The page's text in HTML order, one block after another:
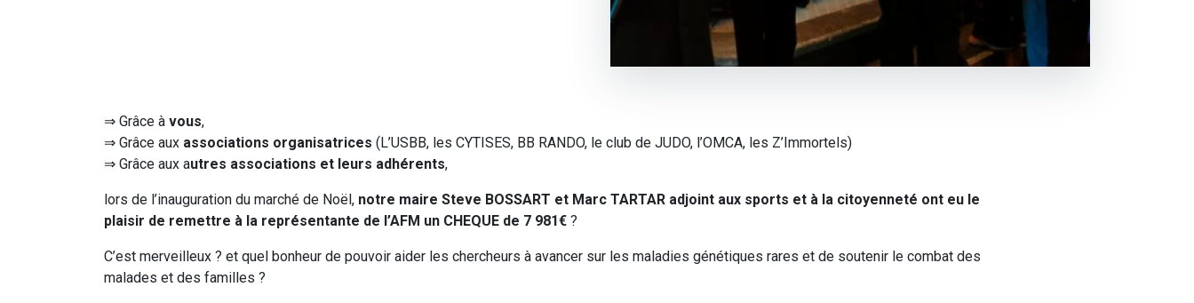
⇒ Grâce à vous,
⇒ Grâce aux associations organisatrices (L’USBB, les CYTISES, BB RANDO, le club de JUDO, l’OMCA, les Z’Immortels)
⇒ Grâce aux autres associations et leurs adhérents,
lors de l’inauguration du marché de Noël, notre maire Steve BOSSART et Marc TARTAR adjoint aux sports et à la citoyenneté ont eu le
plaisir de remettre à la représentante de l’AFM un CHEQUE de 7 981€ ?
C’est merveilleux ? et quel bonheur de pouvoir aider les chercheurs à avancer sur les maladies génétiques rares et de soutenir le combat des
malades et des familles ?